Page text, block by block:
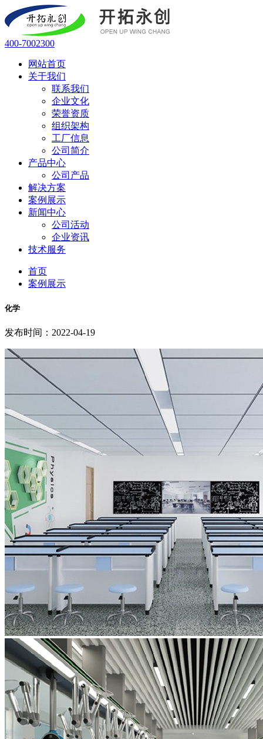
400-7002300
网站首页
关于我们
联系我们
企业文化
荣誉资质
组织架构
工厂信息
公司简介
产品中心
公司产品
解决方案
案例展示
新闻中心
公司活动
企业资讯
技术服务
首页
案例展示
化学
发布时间：2022-04-19